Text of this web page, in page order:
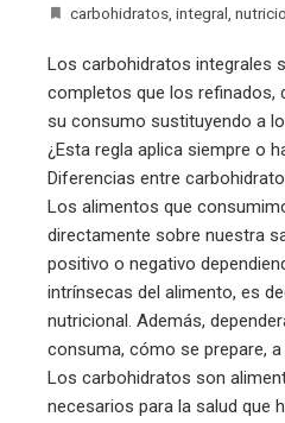
carbohidratos integral
Los carbohidratos integrales
completos que los refinados,
su consumo sustituyendo a
¿Esta regla aplica siempre o
Diferencias entre
Los alimentos que
directamente sobre nuestra
positivo o negativo
intrínsecas del alimento, es
nutricional. Además,
consuma, cómo se prepare,
Los carbohidratos son
necesarios para la salud que